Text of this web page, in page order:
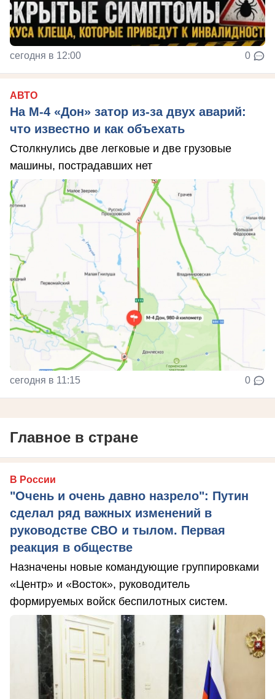
сегодня в 12:00 0
АВТО
На М‑4 «Дон» затор из‑за двух аварий:
что известно и как объехать
Столкнулись две легковые и две грузовые
машины, пострадавших нет
сегодня в 11:15 0
Главное в стране
В России
"Очень и очень давно назрело": Путин
сделал ряд важных изменений в
руководстве СВО и тылом. Первая
реакция в обществе
Назначены новые командующие группировками
«Центр» и «Восток», руководитель
формируемых войск беспилотных систем.